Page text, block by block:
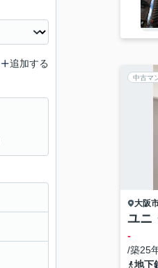
中古マ
大阪
ユニ
-
/築25
地下
追加する